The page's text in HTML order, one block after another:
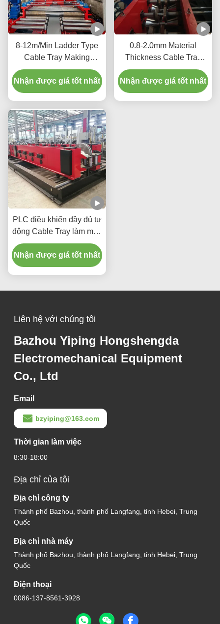
8-12m/Min Ladder Type
Cable Tray Making
Machine With PLC Touch
Screen Control
Nhận được giá tốt nhất
0.8-2.0mm Material
Thickness Cable Tray
Production Equipment
Hydraulic Cutting 2-15kw
Nhận được giá tốt nhất
PLC điều khiển đầy đủ tự
động Cable Tray làm máy
thang loại với màn hình
cảm ứng
Nhận được giá tốt nhất
Liên hệ với chúng tôi
Bazhou Yiping Hongshengda
Electromechanical Equipment
Co., Ltd
Email
bzyiping@163.com
Thời gian làm việc
8:30-18:00
Địa chỉ của tôi
Địa chỉ công ty
Thành phố Bazhou, thành phố Langfang, tỉnh Hebei, Trung
Quốc
Địa chỉ nhà máy
Thành phố Bazhou, thành phố Langfang, tỉnh Hebei, Trung
Quốc
Điện thoại
0086-137-8561-3928